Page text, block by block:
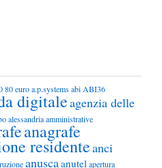
80 euroa.p.systemsabi ABI36
digitaleagenzia delle
alessandriaamministrative
anagrafe
residenteanci
anuscaanutelapertura